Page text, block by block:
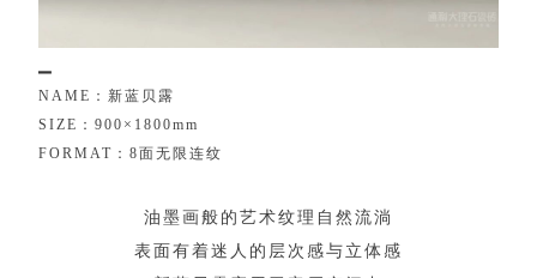
NAM E ： 新蓝 贝 露
S IZE ： 900 × 1 800mm
FORM AT ： 8面无 限 连纹
油 墨 画 般 的 艺术纹理 自 然 流淌
表 面 有着迷 人 的 层 次 感与 立 体感